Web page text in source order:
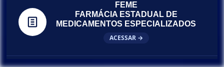
FEME
FARMÁCIA ESTADUAL DE
MEDICAMENTOS ESPECIALIZADOS
ACESSAR →